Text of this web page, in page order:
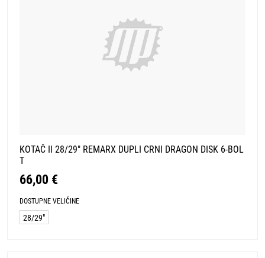
KOTAČ II 28/29" REMARX DUPLI CRNI DRAGON DISK 6-BOL
T
66,00 €
DOSTUPNE VELIČINE
28/29"